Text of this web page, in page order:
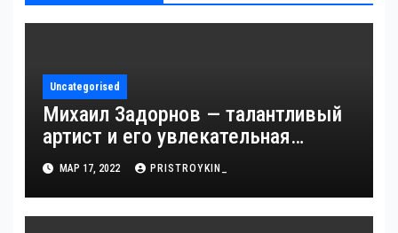
Uncategorised
Михаил Задорнов — талантливый
артист и его увлекательная
биография — выдающиеся
достижения, известность и
интересные факты из личной
МАР 17, 2022 PRISTROYKIN_